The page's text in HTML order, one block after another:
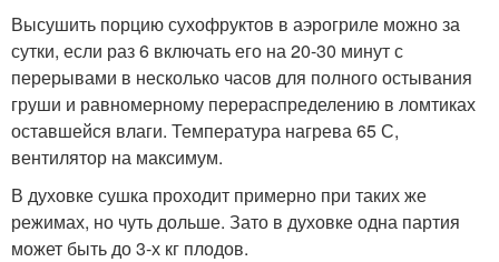
Высушить порцию сухофруктов в аэрогриле можно за
сутки, если раз 6 включать его на 20-30 минут с
перерывами в несколько часов для полного остывания
груши и равномерному перераспределению в ломтиках
оставшейся влаги. Температура нагрева 65 С,
вентилятор на максимум.
В духовке сушка проходит примерно при таких же
режимах, но чуть дольше. Зато в духовке одна партия
может быть до 3-х кг плодов.